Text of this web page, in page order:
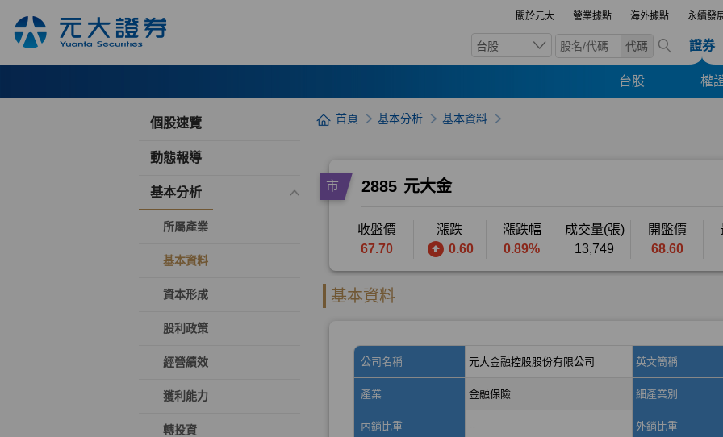
關於元大 營業據點 海外據點 永續發
台股 代碼 證券
台股 權
個股速覽
動態報導
基本分析
所屬產業
基本資料
資本形成
股利政策
經營績效
獲利能力
轉投資
首頁 基本分析 基本資料